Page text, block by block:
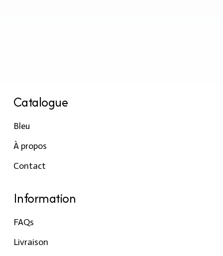
Catalogue
Bleu
À propos
Contact
Information
FAQs
Livraison